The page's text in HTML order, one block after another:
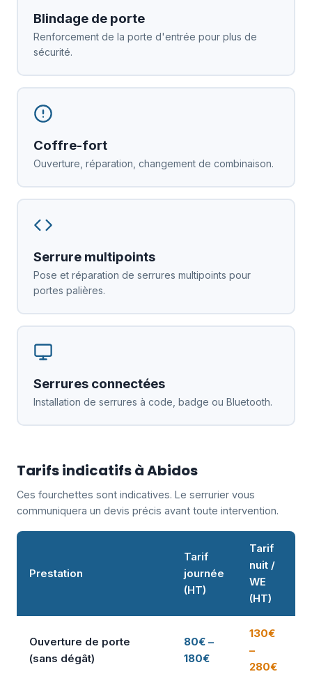
Blindage de porte
Renforcement de la porte d'entrée pour plus de
sécurité.
Coffre-fort
Ouverture, réparation, changement de combinaison.
Serrure multipoints
Pose et réparation de serrures multipoints pour
portes palières.
Serrures connectées
Installation de serrures à code, badge ou Bluetooth.
Tarifs indicatifs à Abidos
Ces fourchettes sont indicatives. Le serrurier vous
communiquera un devis précis avant toute intervention.
Prestation
Tarif
journée
(HT)
Tarif
nuit /
WE
(HT)
Ouverture de porte
(sans dégât)
80€ –
180€
130€
–
280€